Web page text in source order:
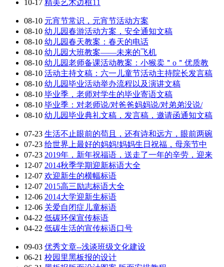
10-17 精美艺术边框11
08-10 元宵节常识，元宵节活动方案
08-10 幼儿园春游活动方案，安全通知文稿
08-10 幼儿园春天教案：春天的电话
08-10 幼儿园大班教案——未来的飞机
08-10 幼儿园老师备课活动教案：小猴卖＂o＂优质教
08-10 活动主持文稿：六一儿童节活动主持院长发言稿
08-10 幼儿园毕业活动举办流程以及演讲文稿
08-10 毕业季，老师对学生的毕业寄语文稿
08-10 毕业季：对老师说/对爸爸妈妈说/对弟弟没说/
08-10 幼儿园毕业典礼文稿，发言稿，邀请函通知文稿
07-23 生活不止眼前的苟且，还有诗和远方，眼前两碗
07-23 给世界上最好的妈妈!妈妈生日祝福，母亲节中
07-23 2019年，新年祝福语，送走了一年的辛劳，迎来
12-07 2014秋季学期迎新标语大全
12-07 欢迎新生的横幅标语
12-07 2015高三励志标语大全
12-06 2014大学迎新生标语
12-06 关爱自闭症儿童标语
04-22 低碳环保宣传标语
04-22 低碳生活的宣传标语口号
09-03 优秀文章--浅谈班级文化建设
06-21 校园里黑板报的设计